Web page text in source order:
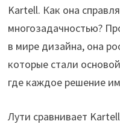
Kartell. Как она
многозадачностью?
в мире дизайна, она
которые стали
где каждое решение
Лути сравнивает